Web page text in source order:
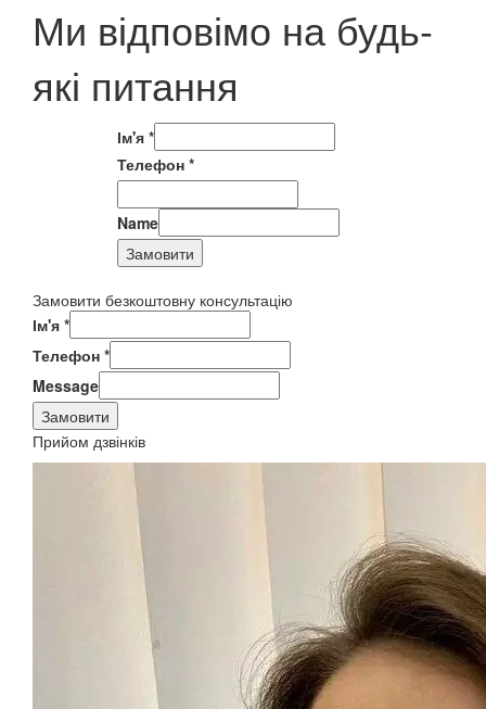
Ми відповімо на будь-
які питання
Ім'я *
Телефон *
Name
Замовити
Замовити безкоштовну консультацію
Ім'я *
Телефон *
Message
Замовити
Прийом дзвінків